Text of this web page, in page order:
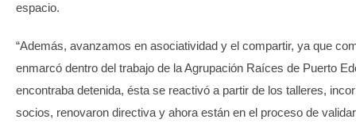
espacio.
“Además, avanzamos en asociatividad y el compartir, ya que
enmarcó dentro del trabajo de la Agrupación Raíces de Puerto
encontraba detenida, ésta se reactivó a partir de los talleres,
socios, renovaron directiva y ahora están en el proceso de